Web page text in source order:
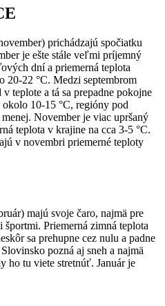
prichádzajú spočiatku
je ešte stále veľmi príjemný
dní a priemerná teplota
20-22 °C. Medzi septembrom
teplote a tá sa prepadne pokojne
10-15 °C, regióny pod
November je viac upršaný
teplota v krajine na cca 3-5 °C.
v novembri priemerné teploty
majú svoje čaro, najmä pre
Priemerná zimná teplota
sa prehupne cez nulu a padne
pozná aj sneh a najmä
ho tu viete stretnúť. Január je